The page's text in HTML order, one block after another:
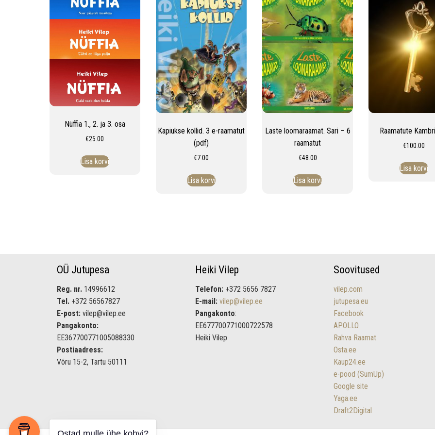
Nüffia 1., 2. ja 3. osa
€25.00
Lisa korvi
Kapiukse kollid. 3 e-raamatut
(pdf)
€7.00
Lisa korvi
Laste loomaraamat. Sari – 6
raamatut
€48.00
Lisa korvi
Raamatute
€100.00
Lisa korvi
OÜ Jutupesa
Reg. nr. 14996612
Tel. +372 56567827
E-post: vilep@vilep.ee
Pangakonto:
EE367700771005088330
Postiaadress:
Võru 15-2, Tartu 50111
Heiki Vilep
Telefon: +372 5656 7827
E-mail: vilep@vilep.ee
Pangakonto:
EE677700771000722578
Heiki Vilep
Soovitused
vilep.com
jutupesa.eu
Facebook
APOLLO
Rahva Raamat
Osta.ee
Kaup24.ee
e-pood (SumUp)
Google site
Yaga.ee
Draft2Digital